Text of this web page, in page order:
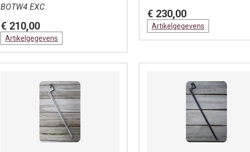
BOTW4 EXC
€ 210,00
Artikelgegevens
€ 230,00
Artikelgegevens